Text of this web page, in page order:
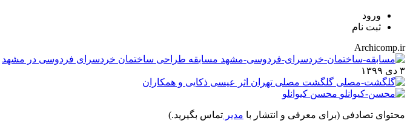
ورود
ثبت نام
Archicomp.ir
مسابقه طراحی ساختمان خردسرای فردوسی در مشهد
۳ دی ۱۳۹۹
گلگشت مصلی تهران اثر عیسی ذکایی و همکاران
محسن کیوانلو
محتوای تصادفی (برای معرفی و انتشار با مدیر تماس بگیرید.)